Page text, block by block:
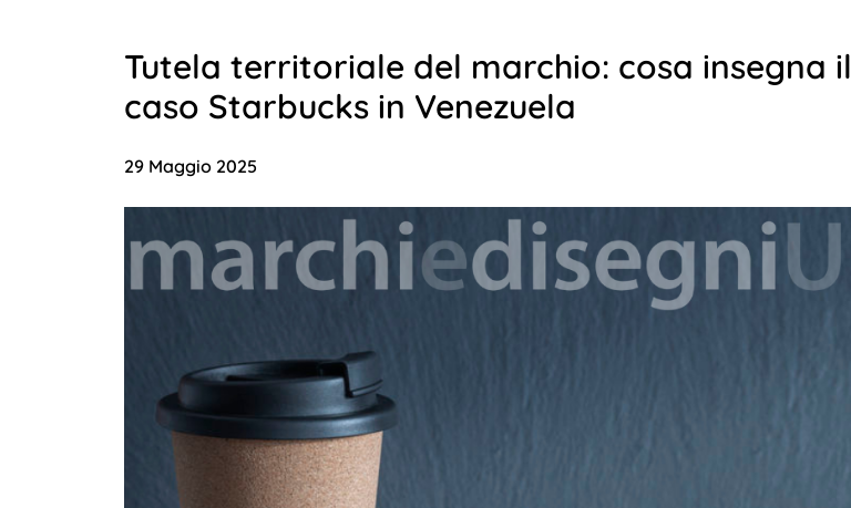
Tutela territoriale del marchio: cosa insegna il
caso Starbucks in Venezuela
29 Maggio 2025